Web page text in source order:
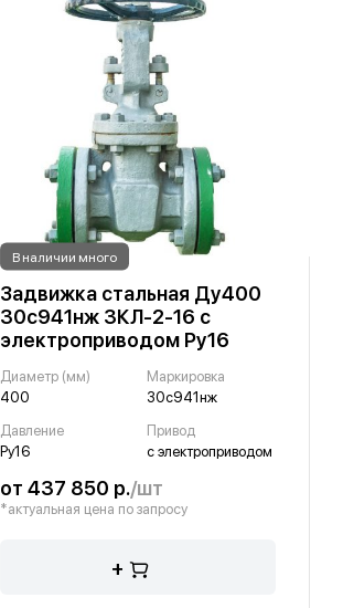
В наличии много
Задвижка стальная Ду400
30с941нж 3КЛ-2-16 с
электроприводом Ру16
Диаметр (мм)
400
Маркировка
30с941нж
Давление
Ру16
Привод
с электроприводом
от 437 850 р./шт
*актуальная цена по запросу
+